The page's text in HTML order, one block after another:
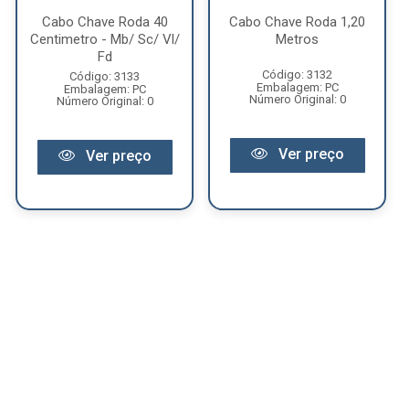
Cabo Chave Roda 40
Centimetro - Mb/ Sc/ Vl/
Fd
Código: 3133
Embalagem: PC
Número Original: 0
Ver preço
Cabo Chave Roda 1,20
Metros
Código: 3132
Embalagem: PC
Número Original: 0
Ver preço